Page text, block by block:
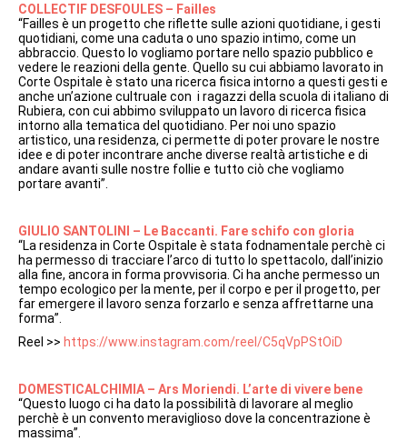
COLLECTIF DESFOULES – Failles
“Failles è un progetto che riflette sulle azioni quotidiane, i gesti
quotidiani, come una caduta o uno spazio intimo, come un
abbraccio. Questo lo vogliamo portare nello spazio pubblico e
vedere le reazioni della gente. Quello su cui abbiamo lavorato in
Corte Ospitale è stato una ricerca fisica intorno a questi gesti e
anche un’azione cultruale con i ragazzi della scuola di italiano di
Rubiera, con cui abbimo sviluppato un lavoro di ricerca fisica
intorno alla tematica del quotidiano. Per noi uno spazio
artistico, una residenza, ci permette di poter provare le nostre
idee e di poter incontrare anche diverse realtà artistiche e di
andare avanti sulle nostre follie e tutto ciò che vogliamo
portare avanti”.
GIULIO SANTOLINI – Le Baccanti. Fare schifo con gloria
“La residenza in Corte Ospitale è stata fodnamentale perchè ci
ha permesso di tracciare l’arco di tutto lo spettacolo, dall’inizio
alla fine, ancora in forma provvisoria. Ci ha anche permesso un
tempo ecologico per la mente, per il corpo e per il progetto, per
far emergere il lavoro senza forzarlo e senza affrettarne una
forma”.
Reel >> https://www.instagram.com/reel/C5qVpPStOiD
DOMESTICALCHIMIA – Ars Moriendi. L’arte di vivere bene
“Questo luogo ci ha dato la possibilità di lavorare al meglio
perchè è un convento meraviglioso dove la concentrazione è
massima”.